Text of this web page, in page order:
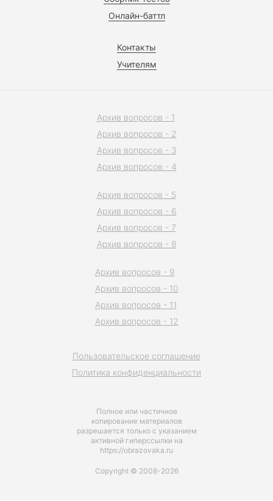
Онлайн-баттл
Контакты
Учителям
Полное или частичное
копирование материалов
разрешается только с указанием
активной гиперссылки на
https://obrazovaka.ru
Пользовательское соглашение
Политика конфиденциальности
Архив вопросов - 1
Архив вопросов - 2
Архив вопросов - 3
Архив вопросов - 4
Архив вопросов - 5
Архив вопросов - 6
Архив вопросов - 7
Архив вопросов - 8
Архив вопросов - 9
Архив вопросов - 10
Архив вопросов - 11
Архив вопросов - 12
Copyright © 2008-2026